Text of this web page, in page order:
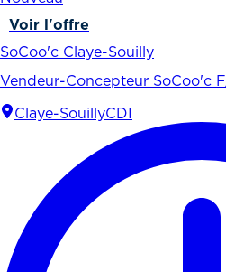
Voir l'offre
SoCoo'c Claye-Souilly
Vendeur-Concepteur SoCoo'c
Claye-SouillyCDI